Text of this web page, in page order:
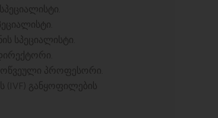
სპეციალისტი.
პროფესორი.
(IVF) განყოფილების